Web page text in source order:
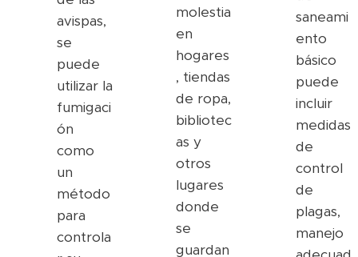
avispas,
se
puede
utilizar la
fumigaci
ón
como
un
método
para
controla
molestia
en
hogares
, tiendas
de ropa,
bibliotec
as y
otros
lugares
donde
se
guardan
saneami
ento
básico
puede
incluir
medidas
de
control
de
plagas,
manejo